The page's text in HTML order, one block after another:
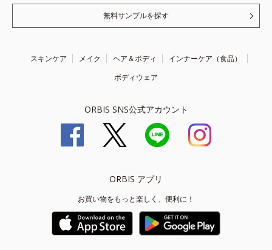
無料サンプルを探す
スキンケア メイク ヘア＆ボディ
インナーケア（食品）
ボディウェア
ORBIS SNS公式アカウント
ORBIS アプリ
お買い物をもっと楽しく、便利に！